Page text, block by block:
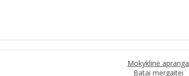
Mokyklinė apranga
Batai mergaitei